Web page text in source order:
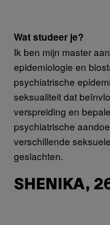
Wat studeer je?
Ik ben mijn master
epidemiologie en
psychiatrische
seksualiteit dat
verspreiding en
psychiatrische
verschillende
geslachten.
SHENIKA,